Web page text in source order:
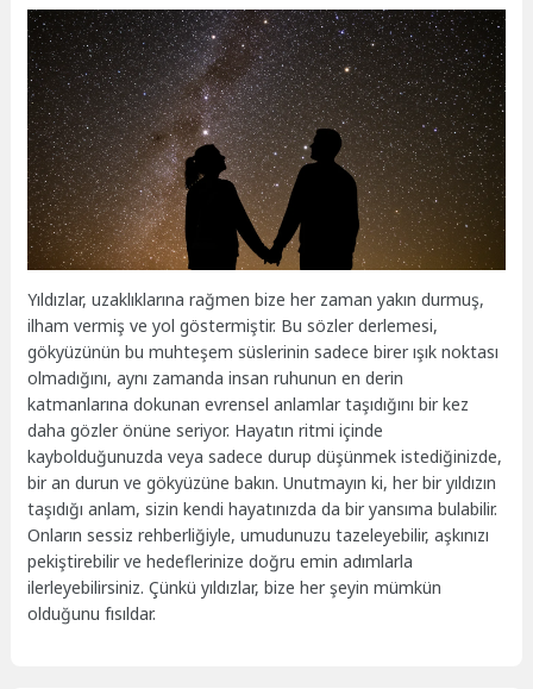
Yıldızlar, uzaklıklarına rağmen bize her zaman yakın durmuş,
ilham vermiş ve yol göstermiştir. Bu sözler derlemesi,
gökyüzünün bu muhteşem süslerinin sadece birer ışık noktası
olmadığını, aynı zamanda insan ruhunun en derin
katmanlarına dokunan evrensel anlamlar taşıdığını bir kez
daha gözler önüne seriyor. Hayatın ritmi içinde
kaybolduğunuzda veya sadece durup düşünmek istediğinizde,
bir an durun ve gökyüzüne bakın. Unutmayın ki, her bir yıldızın
taşıdığı anlam, sizin kendi hayatınızda da bir yansıma bulabilir.
Onların sessiz rehberliğiyle, umudunuzu tazeleyebilir, aşkınızı
pekiştirebilir ve hedeflerinize doğru emin adımlarla
ilerleyebilirsiniz. Çünkü yıldızlar, bize her şeyin mümkün
olduğunu fısıldar.